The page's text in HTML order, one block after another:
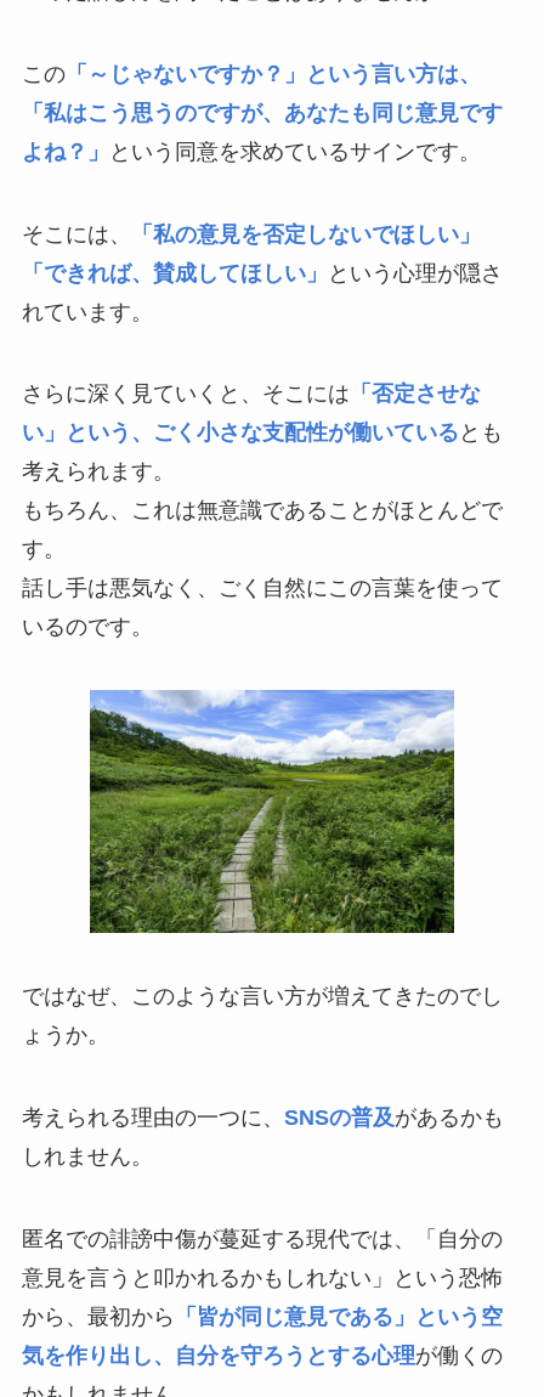
この「～じゃないですか？」という言い方は、
「私はこう思うのですが、あなたも同じ意見です
よね？」
という同意を求めているサインです。
そこには、
「私の意見を否定しないでほしい」
「できれば、賛成してほしい」
という心理が隠さ
れています。
さらに深く見ていくと、そこには 「否定させな
い」という、ごく小さな支配性が働いている とも
考えられます。
もちろん、これは無意識であることがほとんどで
す。
話し手は悪気なく、ごく自然にこの言葉を使って
いるのです。
ではなぜ、このような言い方が増えてきたのでし
ょうか。
考えられる理由の一つに、 SNSの普及があるかも
しれません。
匿名での誹謗中傷が蔓延する現代では、「自分の
意見を言うと叩かれるかもしれない」という恐怖
から、最初から
「皆が同じ意見である」という空
気を作り出し、自分を守ろうとする心理が働くの